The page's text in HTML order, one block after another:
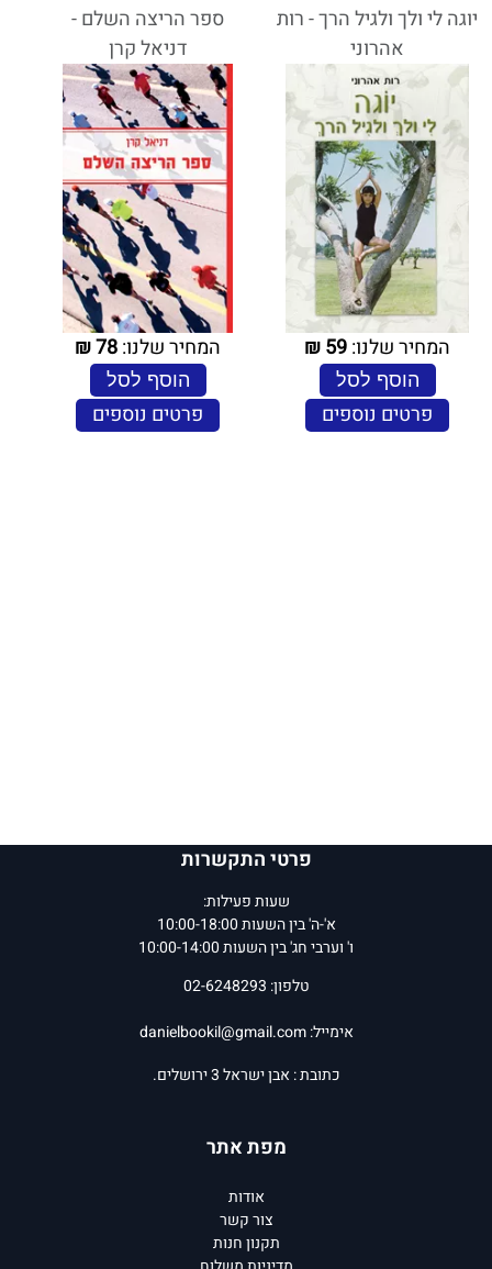
יוגה לי ולך ולגיל הרך - רות
אהרוני
המחיר שלנו:59
₪
הוסף לסל
פרטים נוספים
ספר הריצה השלם -
דניאל קרן
המחיר שלנו:78
₪
הוסף לסל
פרטים נוספים
פרטי התקשרות
שעות פעילות:
א'-ה' בין השעות 10:00-18:00
ו' וערבי חג' בין השעות 10:00-14:00
טלפון: 02-6248293
אימייל:danielbookil@gmail.com
כתובת : אבן ישראל 3 ירושלים.
מפת אתר
אודות
צור קשר
תקנון חנות